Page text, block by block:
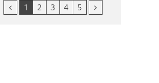
Vorherige Seite
1 2 3 4 5 Nächste Seite